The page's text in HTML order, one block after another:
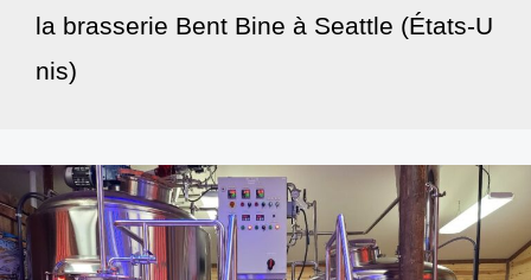
la brasserie Bent Bine à Seattle (États-U
nis)